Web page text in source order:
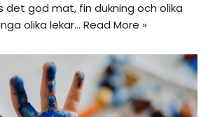
det god mat, fin dukning och olika
olika lekar… Read More »